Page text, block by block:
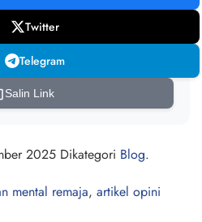
Twitter
Telegram
Salin Link
2025 Dikategori Blog.
mental remaja, artikel opini